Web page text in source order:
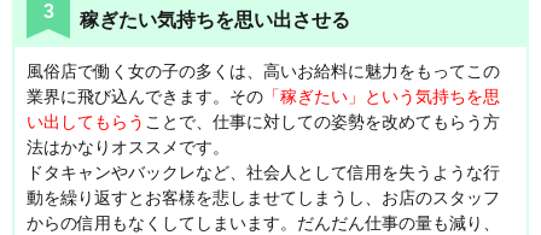
3 稼ぎたい気持ちを思い出させる
風俗店で働く女の子の多くは、高いお給料に魅力をもってこの
業界に飛び込んできます。その 「稼ぎたい」という気持ちを思
い出してもらう ことで、仕事に対しての姿勢を改めてもらう方
法はかなりオススメです。
ドタキャンやバックレなど、社会人として信用を失うような行
動を繰り返すとお客様を悲しませてしまうし、お店のスタッフ
からの信用もなくしてしまいます。だんだん仕事の量も減り、